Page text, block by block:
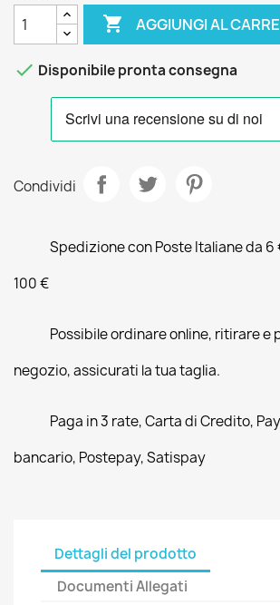
 AGGIUNGI AL
 Disponibile pronta consegna
Condividi
Spedizione con Poste Italiane da
100 €
Possibile ordinare online, ritirare e
negozio, assicurati la tua taglia.
Paga in 3 rate, Carta di Credito,
bancario, Postepay, Satispay
Dettagli del prodotto
Documenti Allegati